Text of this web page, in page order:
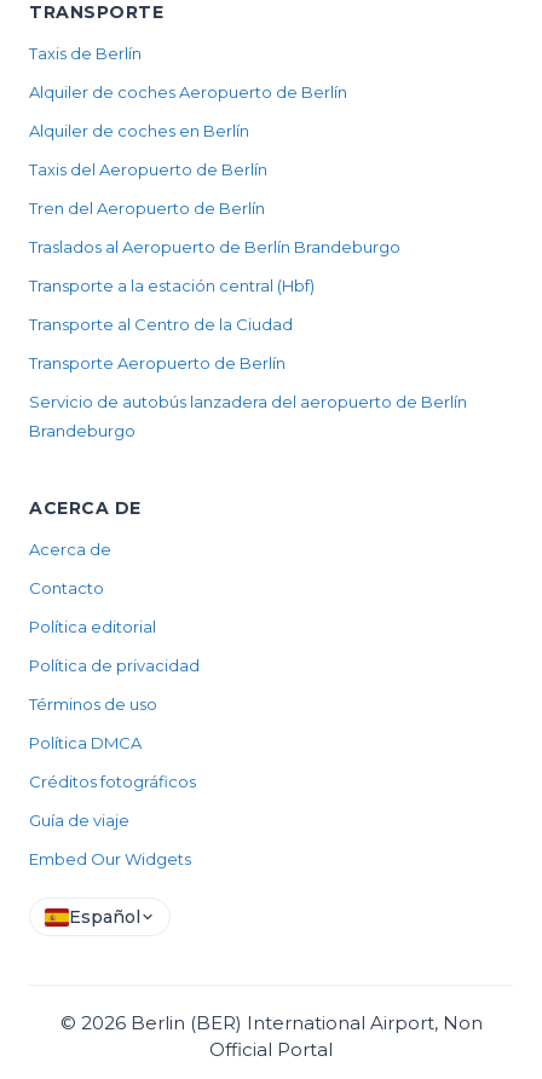
TRANSPORTE
Taxis de Berlín
Alquiler de coches Aeropuerto de Berlín
Alquiler de coches en Berlín
Taxis del Aeropuerto de Berlín
Tren del Aeropuerto de Berlín
Traslados al Aeropuerto de Berlín Brandeburgo
Transporte a la estación central (Hbf)
Transporte al Centro de la Ciudad
Transporte Aeropuerto de Berlín
Servicio de autobús lanzadera del aeropuerto de Berlín
Brandeburgo
ACERCA DE
Acerca de
Contacto
Política editorial
Política de privacidad
Términos de uso
Política DMCA
Créditos fotográficos
Guía de viaje
Embed Our Widgets
Español
© 2026Berlin (BER) International Airport, Non
Official Portal